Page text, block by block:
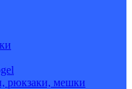
рюкзаки, мешки